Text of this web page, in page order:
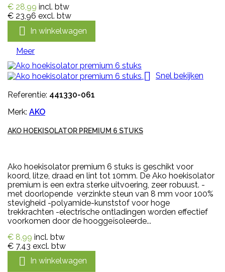
€ 28,99 incl. btw
€ 23,96 excl. btw
 In winkelwagen
Meer

Snel bekijken
Referentie: 441330-061
Merk: AKO
AKO HOEKISOLATOR PREMIUM 6 STUKS
Ako hoekisolator premium 6 stuks is geschikt voor
koord, litze, draad en lint tot 10mm. De Ako hoekisolator
premium is een extra sterke uitvoering, zeer robuust. -
met doorlopende verzinkte steun van 8 mm voor 100%
stevigheid -polyamide-kunststof voor hoge
trekkrachten -electrische ontladingen worden effectief
voorkomen door de hooggeïsoleerde...
€ 8,99 incl. btw
€ 7,43 excl. btw
 In winkelwagen